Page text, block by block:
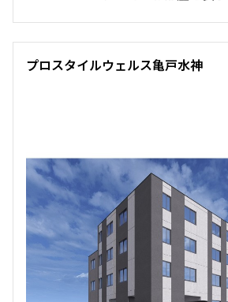
154,000円18,000円
1.0ヶ月 1.0ヶ月
プロスタイルウェルス亀戸水神